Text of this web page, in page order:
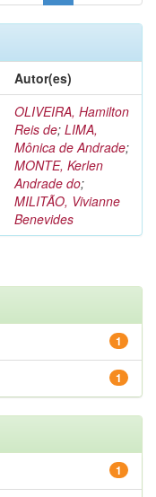
Autor(es)
OLIVEIRA, Hamilton
Reis de; LIMA,
Mônica de Andrade;
MONTE, Kerlen
Andrade do;
MILITÃO, Vivianne
Benevides
1
1
1